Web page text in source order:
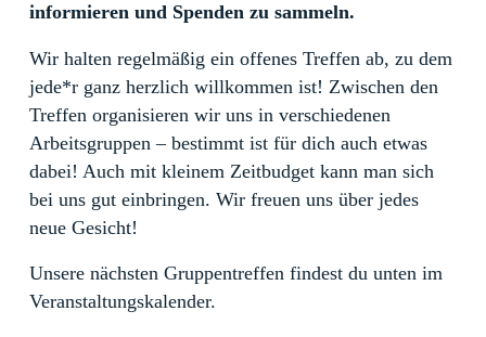
informieren und Spenden zu sammeln.
Wir halten regelmäßig ein offenes Treffen ab, zu dem
jede*r ganz herzlich willkommen ist! Zwischen den
Treffen organisieren wir uns in verschiedenen
Arbeitsgruppen – bestimmt ist für dich auch etwas
dabei! Auch mit kleinem Zeitbudget kann man sich
bei uns gut einbringen. Wir freuen uns über jedes
neue Gesicht!
Unsere nächsten Gruppentreffen findest du unten im
Veranstaltungskalender.